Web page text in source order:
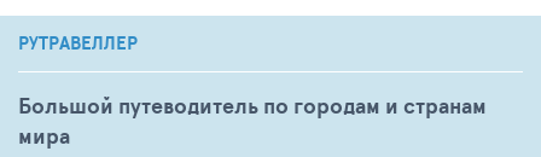
РУТРАВЕЛЛЕР
Большой путеводитель по городам и странам
мира